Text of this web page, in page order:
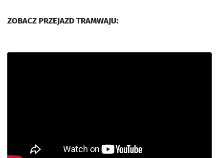
ZOBACZ PRZEJAZD TRAMWAJU: